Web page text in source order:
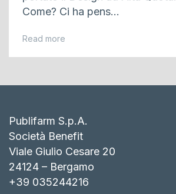
Come? Ci ha pens...
Read more
Publifarm S.p.A.
Società Benefit
Viale Giulio Cesare 20
24124 – Bergamo
+39 035244216